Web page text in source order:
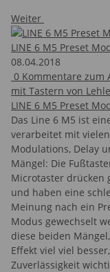
Weiter
08.04.2018
0 Kommentare zum
mit Tastern von Lehle
LINE 6 M5 Preset
Das Line 6 M5 ist
verarbeitet mit
Modulations, Delay
Mängel: Die
Microtaster drücken
und haben eine
Meinung nach ein
Modus gewechselt
diese beiden
Effekt viel viel
Zuverlässigkeit